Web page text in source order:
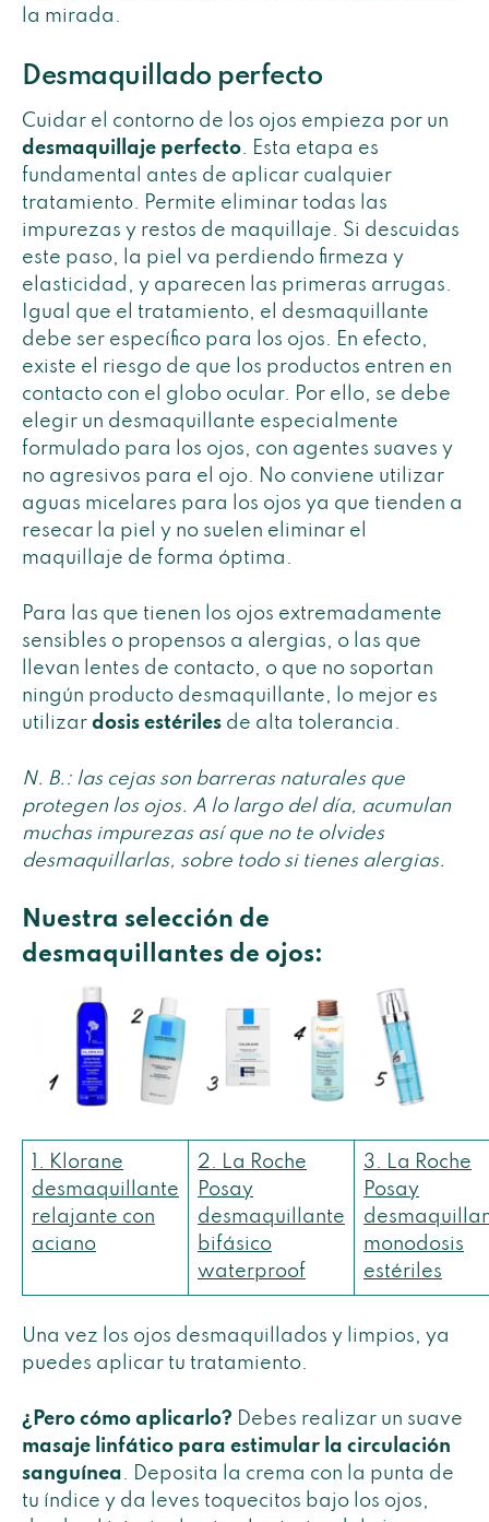
la mirada.
Desmaquillado perfecto
Cuidar el contorno de los ojos empieza por un
desmaquillaje perfecto. Esta etapa es
fundamental antes de aplicar cualquier
tratamiento. Permite eliminar todas las
impurezas y restos de maquillaje. Si descuidas
este paso, la piel va perdiendo firmeza y
elasticidad, y aparecen las primeras arrugas.
Igual que el tratamiento, el desmaquillante
debe ser específico para los ojos. En efecto,
existe el riesgo de que los productos entren en
contacto con el globo ocular. Por ello, se debe
elegir un desmaquillante especialmente
formulado para los ojos, con agentes suaves y
no agresivos para el ojo. No conviene utilizar
aguas micelares para los ojos ya que tienden a
resecar la piel y no suelen eliminar el
maquillaje de forma óptima.
Para las que tienen los ojos extremadamente
sensibles o propensos a alergias, o las que
llevan lentes de contacto, o que no soportan
ningún producto desmaquillante, lo mejor es
utilizar dosis estériles de alta tolerancia.
N. B.: las cejas son barreras naturales que
protegen los ojos. A lo largo del día, acumulan
muchas impurezas así que no te olvides
desmaquillarlas, sobre todo si tienes alergias.
Nuestra selección de
desmaquillantes de ojos:
1. Klorane
desmaquillante
relajante con
aciano
2. La Roche
Posay
desmaquillante
bifásico
waterproof
3. La Roche
Posay
monodosis
estériles
Una vez los ojos desmaquillados y limpios, ya
puedes aplicar tu tratamiento.
¿Pero cómo aplicarlo? Debes realizar un suave
masaje linfático para estimular la circulación
sanguínea. Deposita la crema con la punta de
tu índice y da leves toquecitos bajo los ojos,